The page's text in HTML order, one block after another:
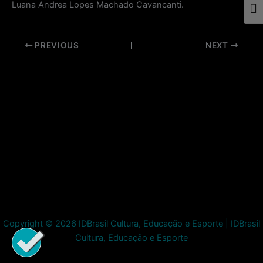
Luana Andrea Lopes Machado Cavancanti.
Post
PREVIOUS NEXT
Copyright © 2026 IDBrasil Cultura, Educação e Esporte | IDBrasil
Cultura, Educação e Esporte